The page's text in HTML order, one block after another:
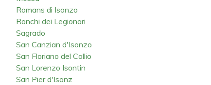
Romans di Isonzo
Ronchi dei Legionari
Sagrado
San Canzian d'Isonzo
San Floriano del Collio
San Lorenzo Isontin
San Pier d'Isonz